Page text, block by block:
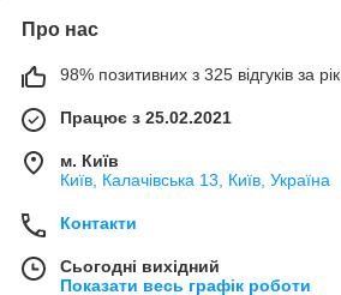
Про нас
98% позитивних з 325 відгуків за рік
Працює з 25.02.2021
м. Київ
Київ, Калачівська 13, Київ, Україна
Контакти
Сьогодні вихідний
Показати весь графік роботи